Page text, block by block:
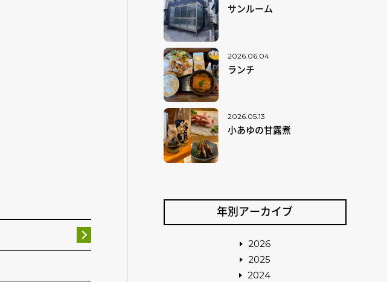
サンルーム
2026.06.04
ランチ
2026.05.13
小あゆの甘露煮
年別アーカイブ
2026
2025
2024